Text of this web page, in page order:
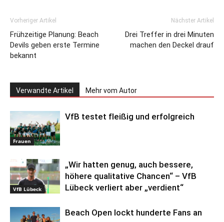
Vorheriger Artikel
Frühzeitige Planung: Beach
Devils geben erste Termine
bekannt
Nächster Artikel
Drei Treffer in drei Minuten
machen den Deckel drauf
Verwandte Artikel Mehr vom Autor
Frauen
VfB testet fleißig und erfolgreich
VfB Lübeck
„Wir hatten genug, auch bessere,
höhere qualitative Chancen“ – VfB
Lübeck verliert aber „verdient“
Beach Open lockt hunderte Fans an